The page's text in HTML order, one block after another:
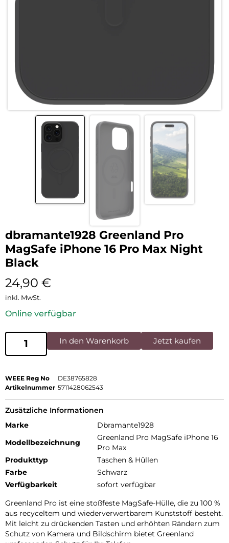
dbramante1928 Greenland Pro
MagSafe iPhone 16 Pro Max Night
Black
24,90 €
inkl. MwSt.
Online verfügbar
In den Warenkorb Jetzt kaufen
WEEE Reg No
DE38765828
Artikelnummer 5711428062543
Zusätzliche Informationen
Marke
Dbramante1928
Modellbezeichnung
Greenland Pro MagSafe iPhone 16
Pro Max
Produkttyp
Taschen & Hüllen
Farbe
Schwarz
Verfügbarkeit
sofort verfügbar
Greenland Pro ist eine stoßfeste MagSafe-Hülle, die zu 100 %
aus recyceltem und wiederverwertbarem Kunststoff besteht.
Mit leicht zu drückenden Tasten und erhöhten Rändern zum
Schutz von Kamera und Bildschirm bietet Greenland